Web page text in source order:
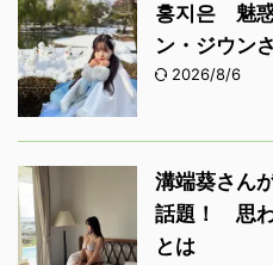
홍지은 魅
ン・ジウン
2026/8/6
溝端葵さん
話題！ 思わ
とは